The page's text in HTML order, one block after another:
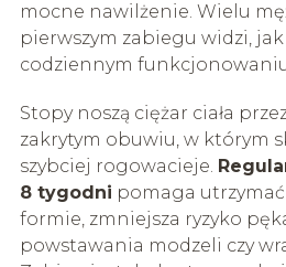
mocne nawilżenie. Wielu
pierwszym zabiegu widzi,
codziennym
Stopy noszą ciężar ciała
zakrytym obuwiu, w którym
szybciej rogowacieje.
8 tygodni pomaga
formie, zmniejsza ryzyko
powstawania modzeli czy